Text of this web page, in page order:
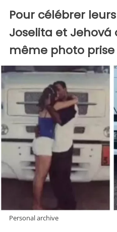
Pour célébrer
Joselita et Jehová
même photo
Personal archive